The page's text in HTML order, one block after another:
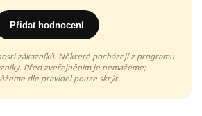
Přidat hodnocení